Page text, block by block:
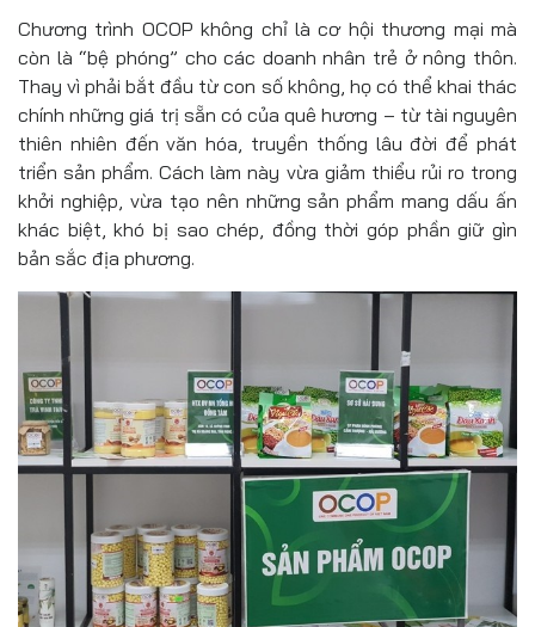
Chương trình OCOP không chỉ là cơ hội thương mại mà
còn là “bệ phóng” cho các doanh nhân trẻ ở nông thôn.
Thay vì phải bắt đầu từ con số không, họ có thể khai thác
chính những giá trị sẵn có của quê hương – từ tài nguyên
thiên nhiên đến văn hóa, truyền thống lâu đời để phát
triển sản phẩm. Cách làm này vừa giảm thiểu rủi ro trong
khởi nghiệp, vừa tạo nên những sản phẩm mang dấu ấn
khác biệt, khó bị sao chép, đồng thời góp phần giữ gìn
bản sắc địa phương.